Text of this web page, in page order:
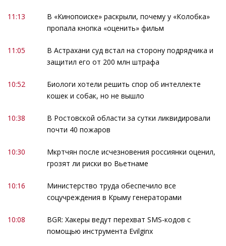
11:13
В «Кинопоиске» раскрыли, почему у «Колобка»
пропала кнопка «оценить» фильм
11:05
В Астрахани суд встал на сторону подрядчика и
защитил его от 200 млн штрафа
10:52
Биологи хотели решить спор об интеллекте
кошек и собак, но не вышло
10:38
В Ростовской области за сутки ликвидировали
почти 40 пожаров
10:30
Мкртчян после исчезновения россиянки оценил,
грозят ли риски во Вьетнаме
10:16
Министерство труда обеспечило все
соцучреждения в Крыму генераторами
10:08
BGR: Хакеры ведут перехват SMS-кодов с
помощью инструмента Evilginx